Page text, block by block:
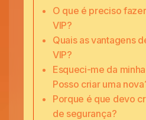
O que é preciso
VIP?
Quais as vantagens
VIP?
Esqueci-me da
Posso criar uma
Porque é que devo
de segurança?